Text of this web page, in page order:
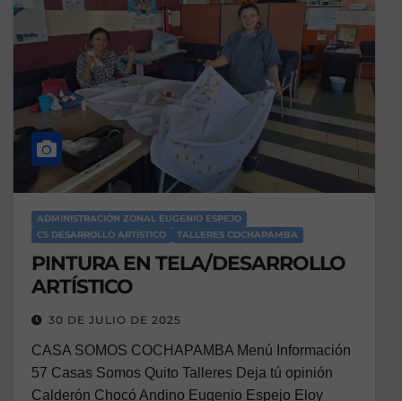
ADMINISTRACIÓN ZONAL EUGENIO ESPEJO
CS DESARROLLO ARTÍSTICO
TALLERES COCHAPAMBA
PINTURA EN TELA/DESARROLLO
ARTÍSTICO
30 DE JULIO DE 2025
CASA SOMOS COCHAPAMBA Menú Información
57 Casas Somos Quito Talleres Deja tú opinión
Calderón Chocó Andino Eugenio Espejo Eloy